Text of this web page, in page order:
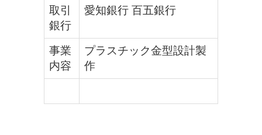
取引
銀行
愛知銀行 百五銀行
事業
内容
プラスチック金型設計製
作